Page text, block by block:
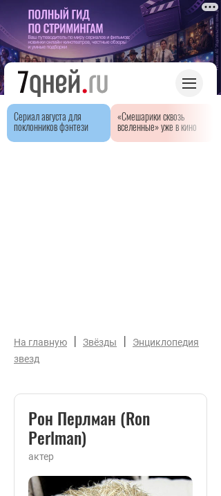
Сериал августа для
поклонников фэнтези
«Смешарики сквозь
вселенные» уже в кино
На главную | Звёзды |
Энциклопедия
звезд
Рон Перлман (Ron
Perlman)
актер